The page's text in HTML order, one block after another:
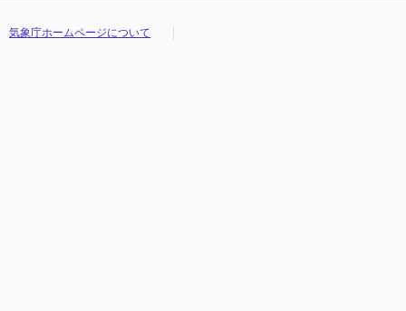
気象庁ホームページについて